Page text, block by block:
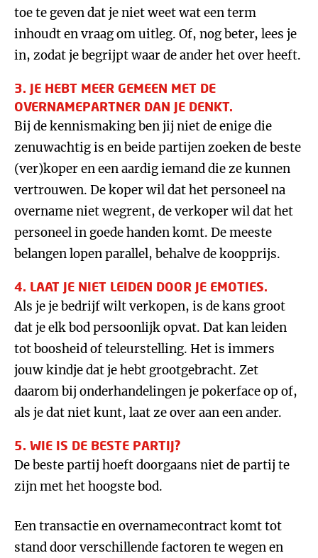
toe te geven dat je niet weet wat een term
inhoudt en vraag om uitleg. Of, nog beter, lees je
in, zodat je begrijpt waar de ander het over heeft.
3. JE HEBT MEER GEMEEN MET DE
OVERNAMEPARTNER DAN JE DENKT.
Bij de kennismaking ben jij niet de enige die
zenuwachtig is en beide partijen zoeken de beste
(ver)koper en een aardig iemand die ze kunnen
vertrouwen. De koper wil dat het personeel na
overname niet wegrent, de verkoper wil dat het
personeel in goede handen komt. De meeste
belangen lopen parallel, behalve de koopprijs.
4. LAAT JE NIET LEIDEN DOOR JE EMOTIES.
Als je je bedrijf wilt verkopen, is de kans groot
dat je elk bod persoonlijk opvat. Dat kan leiden
tot boosheid of teleurstelling. Het is immers
jouw kindje dat je hebt grootgebracht. Zet
daarom bij onderhandelingen je pokerface op of,
als je dat niet kunt, laat ze over aan een ander.
5. WIE IS DE BESTE PARTIJ?
De beste partij hoeft doorgaans niet de partij te
zijn met het hoogste bod.
Een transactie en overnamecontract komt tot
stand door verschillende factoren te wegen en